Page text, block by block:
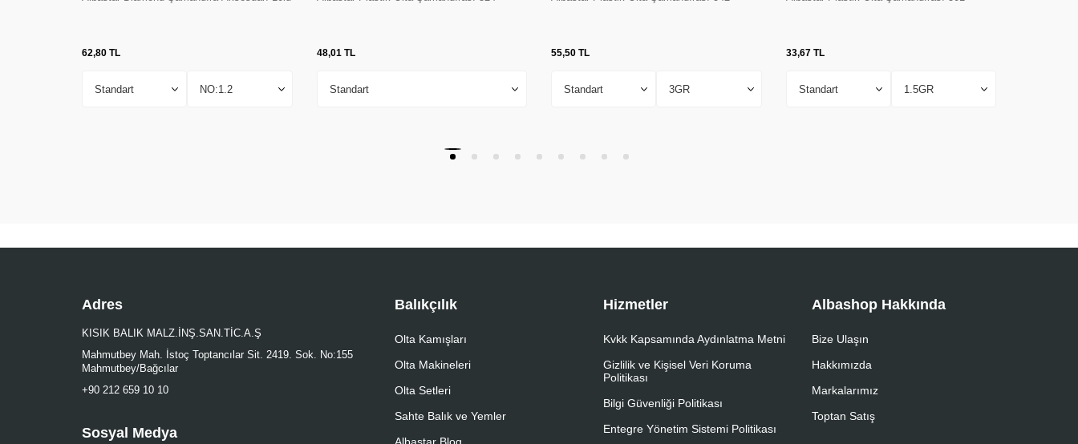
62,80 TL 48,01TL 55,50 TL 33,67TL
Adres
KISIK BALIK MALZ.İNŞ.SAN.TİC.A.Ş
Mahmutbey Mah. İstoç Toptancılar Sit. 2419. Sok. No:155
Mahmutbey/Bağcılar
+90 212 659 10 10
Sosyal Medya
Balıkçılık
Olta Kamışları
Olta Makineleri
Olta Setleri
Sahte Balık ve Yemler
Hizmetler
Kvkk Kapsamında Aydınlatma Metni
Gizlilik ve Kişisel Veri Koruma
Politikası
Bilgi Güvenliği Politikası
Entegre Yönetim Sistemi Politikası
Albashop Hakkında
Bize Ulaşın
Hakkımızda
Markalarımız
Toptan Satış